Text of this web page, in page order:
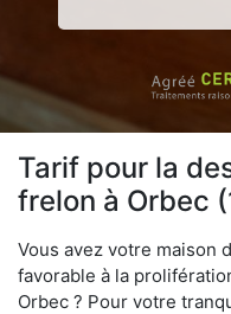
Tarif pour la
frelon à Orbec
Vous avez votre maison
favorable à la
Orbec ? Pour votre